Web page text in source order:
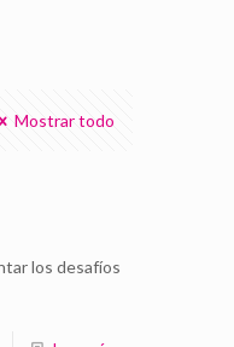
Mostrar todo
los desafíos